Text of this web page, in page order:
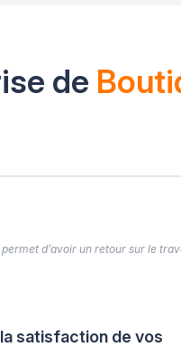
de
satisfaction de vos
d’avoir un retour sur le